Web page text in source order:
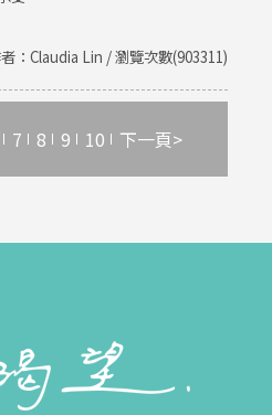
：Claudia Lin / 瀏覽次數(903311)
7 8 9 10 下一頁>